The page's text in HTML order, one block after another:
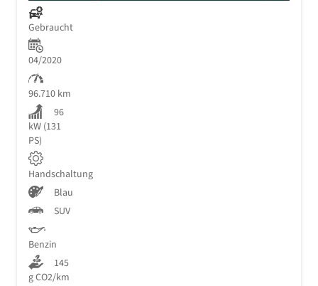
Gebraucht
04/2020
96.710 km
96
kW (131
PS)
Handschaltung
Blau
SUV
Benzin
145
g CO2/km